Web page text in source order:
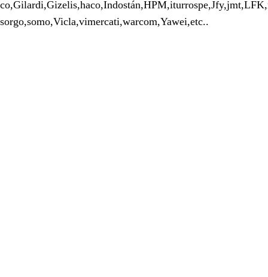
Gilardi,Gizelis,haco,Indostán,HPM,iturrospe,Jfy,jmt,LFK,
sorgo,somo,Vicla,vimercati,warcom,Yawei,etc..